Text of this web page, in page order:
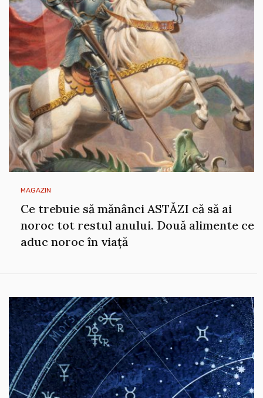
MAGAZIN
Ce trebuie să mănânci ASTĂZI că să ai
noroc tot restul anului. Două alimente ce
aduc noroc în viață